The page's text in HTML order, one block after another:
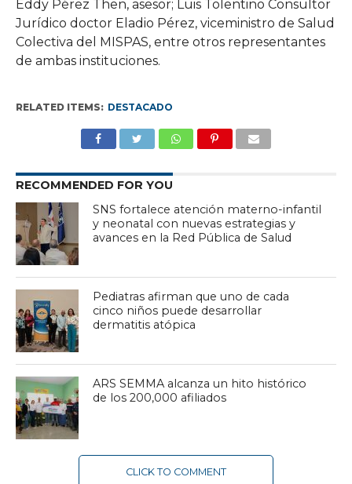
Eddy Pérez Then, asesor; Luis Tolentino Consultor
Jurídico doctor Eladio Pérez, viceministro de Salud
Colectiva del MISPAS, entre otros representantes
de ambas instituciones.
RELATED ITEMS: DESTACADO
RECOMMENDED FOR YOU
SNS fortalece atención materno-infantil
y neonatal con nuevas estrategias y
avances en la Red Pública de Salud
Pediatras afirman que uno de cada
cinco niños puede desarrollar
dermatitis atópica
ARS SEMMA alcanza un hito histórico
de los 200,000 afiliados
CLICK TO COMMENT